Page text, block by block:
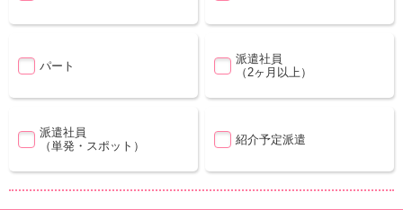
パート
派遣社員
（2ヶ月以上）
派遣社員
（単発・スポット）
紹介予定派遣